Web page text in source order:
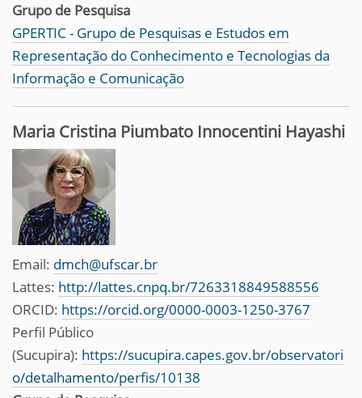
Grupo de Pesquisa
GPERTIC - Grupo de Pesquisas e Estudos em
Representação do Conhecimento e Tecnologias da
Informação e Comunicação
Maria Cristina Piumbato Innocentini Hayashi
Email: dmch@ufscar.br
Lattes: http://lattes.cnpq.br/7263318849588556
ORCID: https://orcid.org/0000-0003-1250-3767
Perfil Público
(Sucupira): https://sucupira.capes.gov.br/observatori
o/detalhamento/perfis/10138